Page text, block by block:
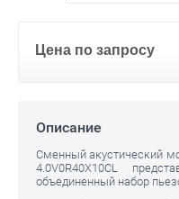
Цена по запросу
Описание
Сменный акустический
4.0V0R40Х10CL
объединенный набор